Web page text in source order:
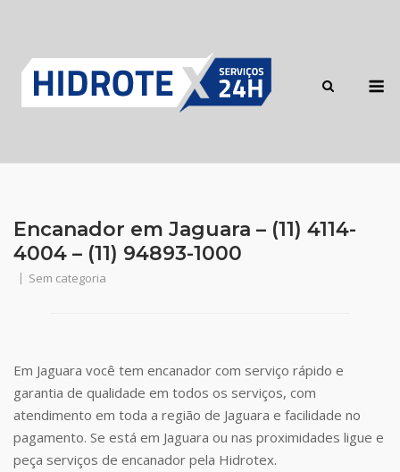
content
Encanador em Jaguara – (11) 4114-
4004 – (11) 94893-1000
Sem categoria
Em Jaguara você tem encanador com serviço rápido e
garantia de qualidade em todos os serviços, com
atendimento em toda a região de Jaguara e facilidade no
pagamento. Se está em Jaguara ou nas proximidades ligue e
peça serviços de encanador pela Hidrotex.